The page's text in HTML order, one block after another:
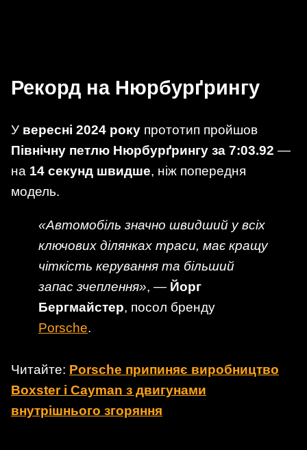
Рекорд на Нюрбурґрингу
У вересні 2024 року прототип пройшов
Північну петлю Нюрбурґрингу за 7:03.92 —
на 14 секунд швидше, ніж попередня
модель.
«Автомобіль значно швидший у всіх
ключових ділянках траси, має кращу
чіткість керування та більший
запас зчеплення», — Йорг
Бергмайстер, посол бренду
Porsche.
Читайте: Porsche припиняє виробництво
Boxster і Cayman з двигунами
внутрішнього згоряння